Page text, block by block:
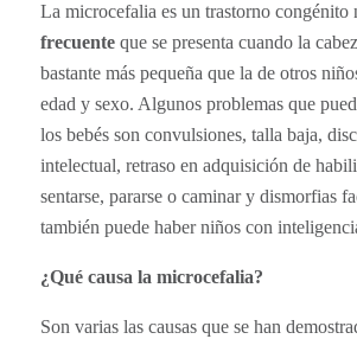
La microcefalia es un trastorno congénito
frecuenteque se presenta cuando la
bastante más pequeña que la de otros
edad y sexo. Algunos problemas que
los bebés son convulsiones, talla baja,
intelectual, retraso en adquisición de
sentarse, pararse o caminar y dismorfias
también puede haber niños con
¿Qué causa la microcefalia?
Son varias las causas que se han